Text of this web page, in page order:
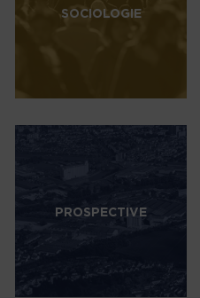
SOCIOLOGIE
PROSPECTIVE